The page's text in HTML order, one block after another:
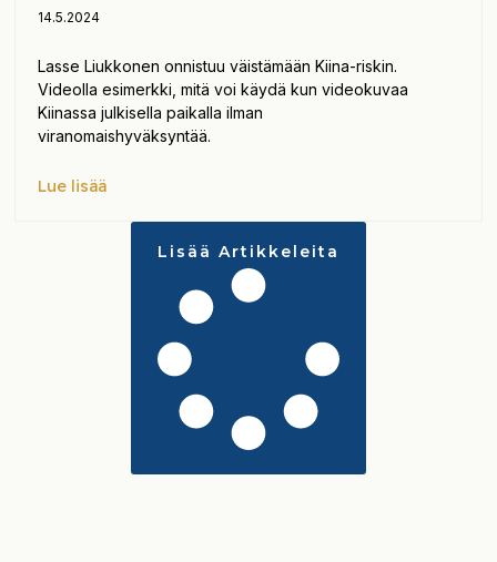
14.5.2024
Lasse Liukkonen onnistuu väistämään Kiina-riskin.
Videolla esimerkki, mitä voi käydä kun videokuvaa
Kiinassa julkisella paikalla ilman
viranomaishyväksyntää.
Lue lisää
Lisää Artikkeleita